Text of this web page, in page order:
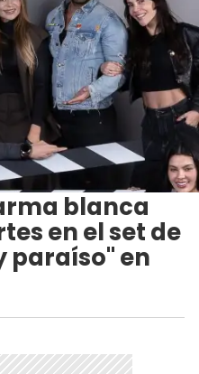
blanca
en el set de
paraíso" en